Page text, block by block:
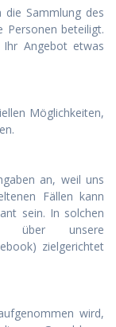
die Sammlung des
Personen beteiligt.
Angebot etwas
Möglichkeiten,
an, weil uns
Fällen kann
sein. In solchen
über unsere
zielgerichtet
wird,